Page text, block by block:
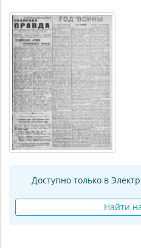
Доступно только в
Найти